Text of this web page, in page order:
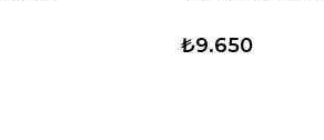
₺9.650